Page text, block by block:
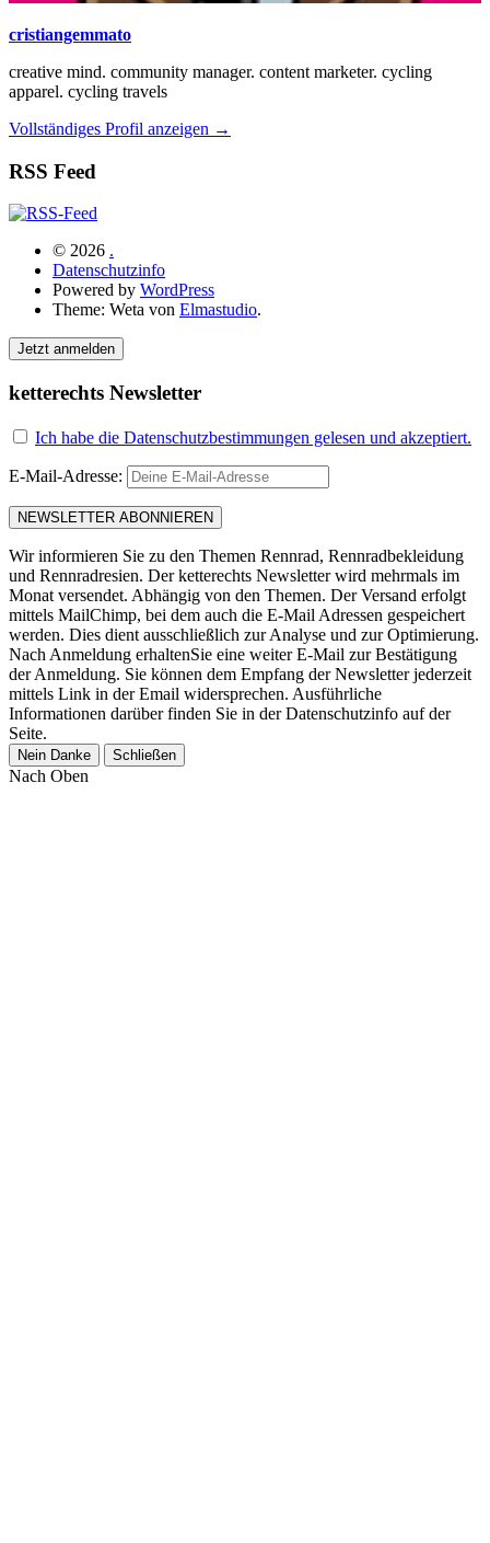
cristiangemmato
creative mind. community manager. content marketer. cycling
apparel. cycling travels
Vollständiges Profil anzeigen →
RSS Feed
© 2026 .
Datenschutzinfo
Powered by WordPress
Theme: Weta von Elmastudio.
Jetzt anmelden
ketterechts Newsletter
Ich habe die Datenschutzbestimmungen gelesen und akzeptiert.
E-Mail-Adresse:
Wir informieren Sie zu den Themen Rennrad, Rennradbekleidung
und Rennradresien. Der ketterechts Newsletter wird mehrmals im
Monat versendet. Abhängig von den Themen. Der Versand erfolgt
mittels MailChimp, bei dem auch die E-Mail Adressen gespeichert
werden. Dies dient ausschließlich zur Analyse und zur Optimierung.
Nach Anmeldung erhaltenSie eine weiter E-Mail zur Bestätigung
der Anmeldung. Sie können dem Empfang der Newsletter jederzeit
mittels Link in der Email widersprechen. Ausführliche
Informationen darüber finden Sie in der Datenschutzinfo auf der
Seite.
Nein Danke Schließen
Nach Oben